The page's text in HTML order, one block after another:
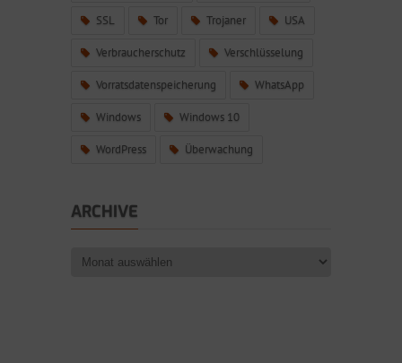
SSL Tor Trojaner USA
Verbraucherschutz Verschlüsselung
Vorratsdatenspeicherung WhatsApp
Windows Windows 10
WordPress Überwachung
ARCHIVE